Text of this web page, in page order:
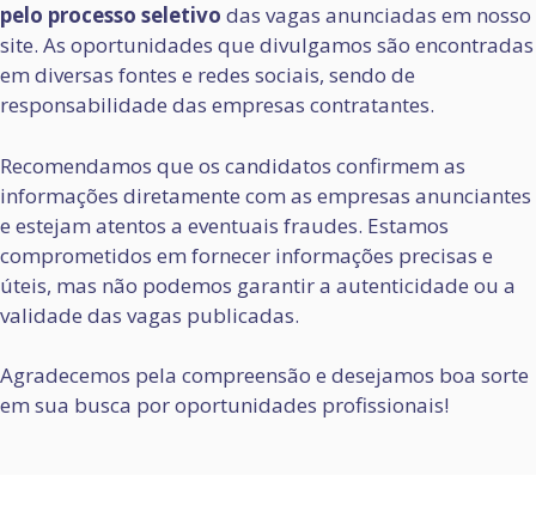
pelo processo seletivo das vagas anunciadas em nosso
site. As oportunidades que divulgamos são encontradas
em diversas fontes e redes sociais, sendo de
responsabilidade das empresas contratantes.
Recomendamos que os candidatos confirmem as
informações diretamente com as empresas anunciantes
e estejam atentos a eventuais fraudes. Estamos
comprometidos em fornecer informações precisas e
úteis, mas não podemos garantir a autenticidade ou a
validade das vagas publicadas.
Agradecemos pela compreensão e desejamos boa sorte
em sua busca por oportunidades profissionais!